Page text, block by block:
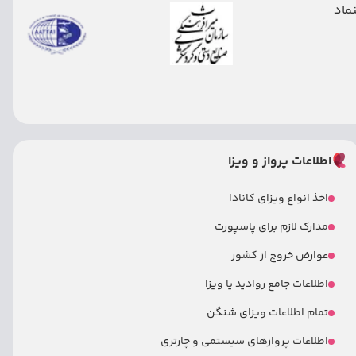
اطلاعات پرواز و ویزا
اخذ انواع ویزای کانادا
مدارک لازم برای پاسپورت
عوارض خروج از کشور
اطلاعات جامع روادید یا ویزا
تمام اطلاعات ویزای شنگن
اطلاعات پروازهای سیستمی و چارتری